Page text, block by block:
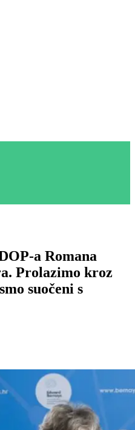
a Romana
Prolazimo kroz
suočeni s